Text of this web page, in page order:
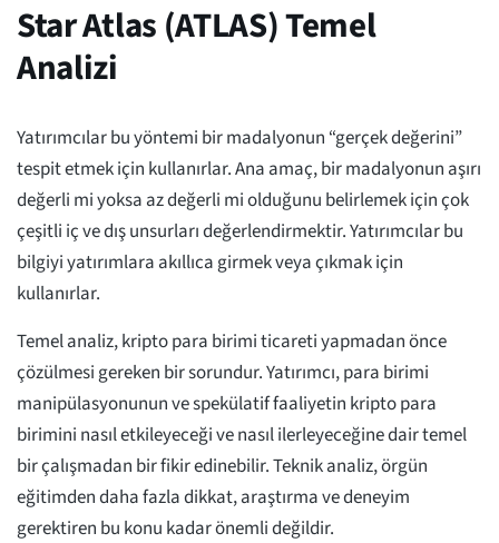
Star Atlas (ATLAS) Temel
Analizi
Yatırımcılar bu yöntemi bir madalyonun “gerçek değerini”
tespit etmek için kullanırlar. Ana amaç, bir madalyonun aşırı
değerli mi yoksa az değerli mi olduğunu belirlemek için çok
çeşitli iç ve dış unsurları değerlendirmektir. Yatırımcılar bu
bilgiyi yatırımlara akıllıca girmek veya çıkmak için
kullanırlar.
Temel analiz, kripto para birimi ticareti yapmadan önce
çözülmesi gereken bir sorundur. Yatırımcı, para birimi
manipülasyonunun ve spekülatif faaliyetin kripto para
birimini nasıl etkileyeceği ve nasıl ilerleyeceğine dair temel
bir çalışmadan bir fikir edinebilir. Teknik analiz, örgün
eğitimden daha fazla dikkat, araştırma ve deneyim
gerektiren bu konu kadar önemli değildir.